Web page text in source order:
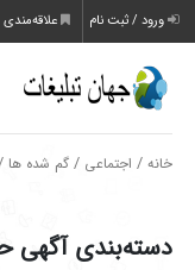
ورود / ثبت نام
خانه / اجتماعی /گم شده ها
دسته‌بندی آگهی